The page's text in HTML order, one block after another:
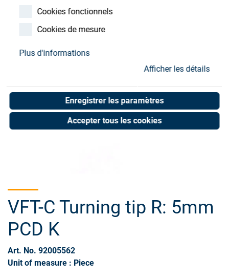
Cookies fonctionnels
Cookies de mesure
Plus d'informations
Afficher les détails
Enregistrer les paramètres
Accepter tous les cookies
VFT-C Turning tip R: 5mm
PCD K
Art. No. 92005562
Unit of measure : Piece